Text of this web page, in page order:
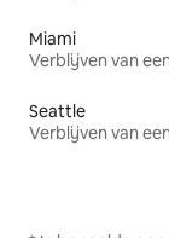
Miami
Verblijven van
Seattle
Verblijven van